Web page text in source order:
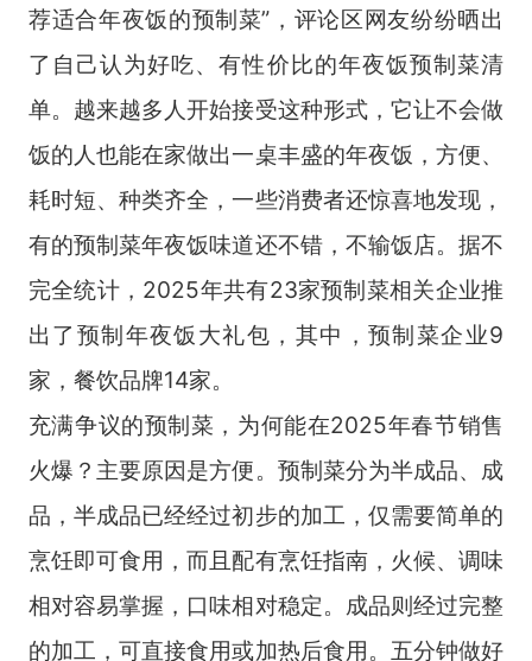
荐适合年夜饭的预制菜”，评论区网友纷纷晒出
了自己认为好吃、有性价比的年夜饭预制菜清
单。越来越多人开始接受这种形式，它让不会做
饭的人也能在家做出一桌丰盛的年夜饭，方便、
耗时短、种类齐全，一些消费者还惊喜地发现，
有的预制菜年夜饭味道还不错，不输饭店。据不
完全统计，2025年共有23家预制菜相关企业推
出了预制年夜饭大礼包，其中，预制菜企业9
家，餐饮品牌14家。
充满争议的预制菜，为何能在2025年春节销售
火爆？主要原因是方便。预制菜分为半成品、成
品，半成品已经经过初步的加工，仅需要简单的
烹饪即可食用，而且配有烹饪指南，火候、调味
相对容易掌握，口味相对稳定。成品则经过完整
的加工，可直接食用或加热后食用。五分钟做好